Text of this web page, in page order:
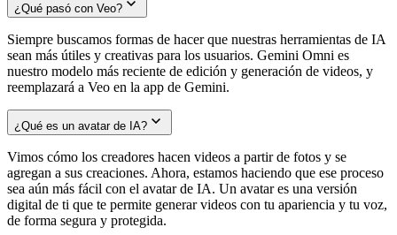
¿Qué pasó con Veo?
Siempre buscamos formas de hacer que nuestras herramientas de IA
sean más útiles y creativas para los usuarios. Gemini Omni es
nuestro modelo más reciente de edición y generación de videos, y
reemplazará a Veo en la app de Gemini.
¿Qué es un avatar de IA?
Vimos cómo los creadores hacen videos a partir de fotos y se
agregan a sus creaciones. Ahora, estamos haciendo que ese proceso
sea aún más fácil con el avatar de IA. Un avatar es una versión
digital de ti que te permite generar videos con tu apariencia y tu voz,
de forma segura y protegida.